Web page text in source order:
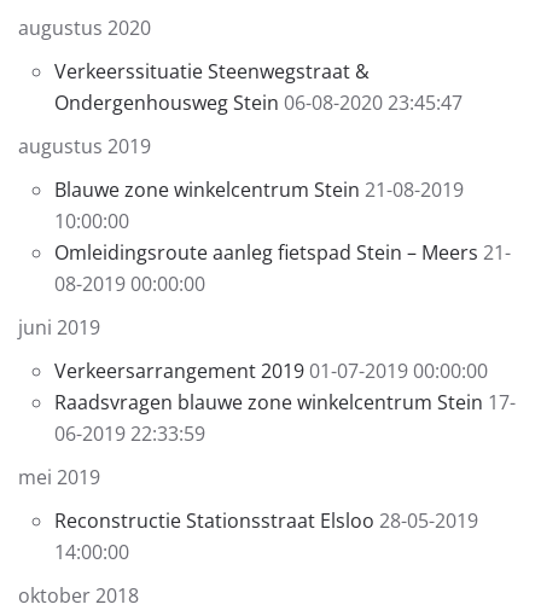
augustus 2020
Verkeerssituatie Steenwegstraat &
Ondergenhousweg Stein 06-08-2020 23:45:47
augustus 2019
Blauwe zone winkelcentrum Stein 21-08-2019
10:00:00
Omleidingsroute aanleg fietspad Stein – Meers 21-
08-2019 00:00:00
juni 2019
Verkeersarrangement 201901-07-2019 00:00:00
Raadsvragen blauwe zone winkelcentrum Stein 17-
06-2019 22:33:59
mei 2019
Reconstructie Stationsstraat Elsloo 28-05-2019
14:00:00
oktober 2018